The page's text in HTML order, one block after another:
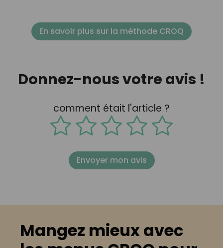
En savoir plus sur la méthode CROQ
Donnez-nous votre avis !
comment était l'article ?
Envoyer mon avis
Mangez mieux avec